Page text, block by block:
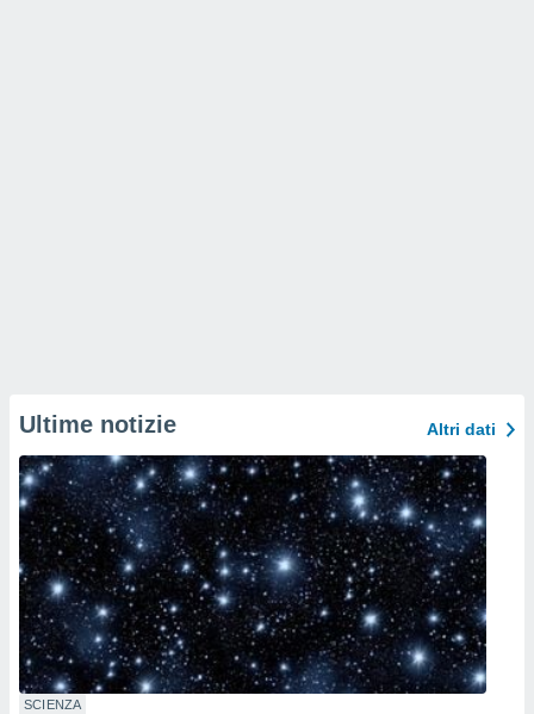
Ultime notizie Altri dati
SCIENZA